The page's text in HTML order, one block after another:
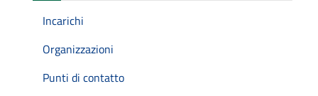
Incarichi
Organizzazioni
Punti di contatto